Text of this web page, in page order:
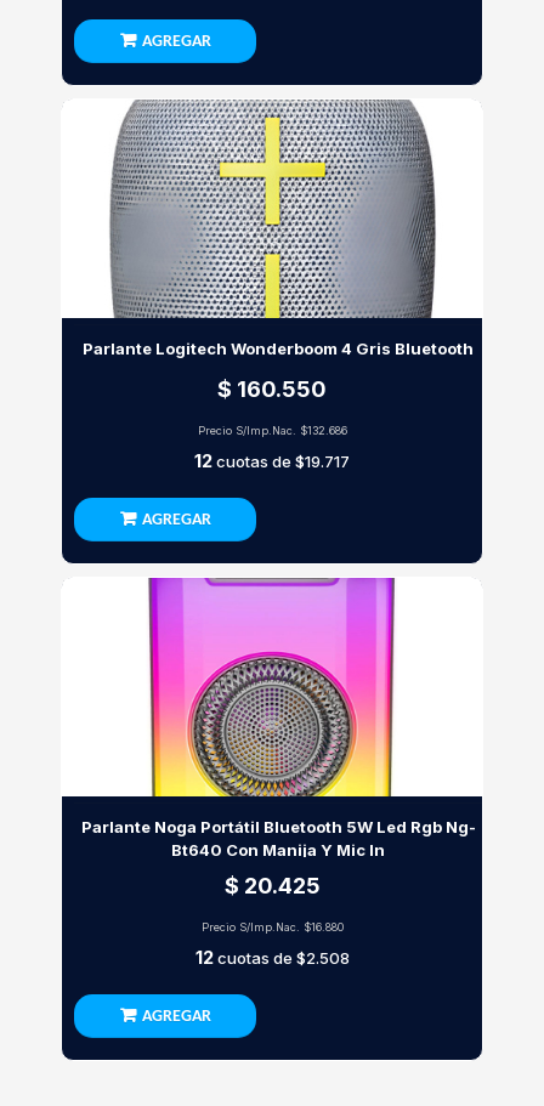
AGREGAR
Parlante Logitech Wonderboom 4 Gris Bluetooth
$ 160.550
Precio S/Imp.Nac. $132.686
12cuotas de $19.717
AGREGAR
Parlante Noga Portátil Bluetooth 5W Led Rgb Ng-
Bt640 Con Manija Y Mic In
$ 20.425
Precio S/Imp.Nac. $16.880
12cuotas de $2.508
AGREGAR